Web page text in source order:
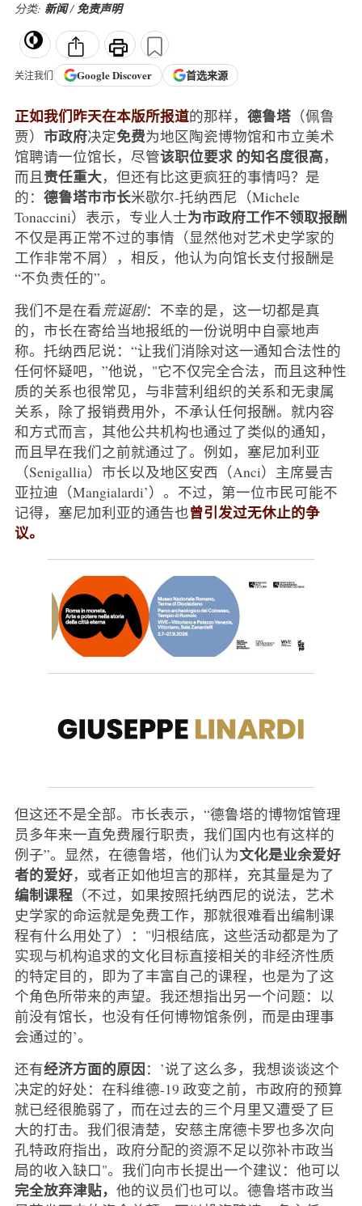
分类: 新闻/免责声明
关注我们 GoogleDiscover 首选来源
正如我们昨天在本版所报道的那样， 德鲁塔（佩鲁
贾） 市政府决定免费为地区陶瓷博物馆和市立美术
馆聘请一位馆长，尽管该职位要求的知名度很高，
而且 责任重大，但还有比这更疯狂的事情吗？是
的： 德鲁塔市市长米歇尔-托纳西尼（Michele
Tonaccini）表示，专业人士为市政府工作不领取报酬
不仅是再正常不过的事情（显然他对艺术史学家的
工作非常不屑），相反，他认为向馆长支付报酬是
“不负责任的”。
我们不是在看荒诞剧：不幸的是，这一切都是真
的，市长在寄给当地报纸的一份说明中自豪地声
称。托纳西尼说：“让我们消除对这一通知合法性的
任何怀疑吧，”他说，"它不仅完全合法，而且这种性
质的关系也很常见，与非营利组织的关系和无隶属
关系，除了报销费用外，不承认任何报酬。就内容
和方式而言，其他公共机构也通过了类似的通知，
而且早在我们之前就通过了。例如，塞尼加利亚
（Senigallia）市长以及地区安西（Anci）主席曼吉
亚拉迪（Mangialardi’）。不过，第一位市民可能不
记得，塞尼加利亚的通告也曾引发过无休止的争
议。
但这还不是全部。市长表示，“德鲁塔的博物馆管理
员多年来一直免费履行职责，我们国内也有这样的
例子”。显然，在德鲁塔，他们认为文化是业余爱好
者的爱好，或者正如他坦言的那样，充其量是为了
编制课程（不过，如果按照托纳西尼的说法，艺术
史学家的命运就是免费工作，那就很难看出编制课
程有什么用处了）："归根结底，这些活动都是为了
实现与机构追求的文化目标直接相关的非经济性质
的特定目的，即为了丰富自己的课程，也是为了这
个角色所带来的声望。我还想指出另一个问题：以
前没有馆长，也没有任何博物馆条例，而是由理事
会通过的’。
还有经济方面的原因：’说了这么多，我想谈谈这个
决定的好处：在科维德-19 政变之前，市政府的预算
就已经很脆弱了，而在过去的三个月里又遭受了巨
大的打击。我们很清楚，安慈主席德卡罗也多次向
孔特政府指出，政府分配的资源不足以弥补市政当
局的收入缺口"。我们向市长提出一个建议：他可以
完全放弃津贴， 他的议员们也可以。德鲁塔市政当